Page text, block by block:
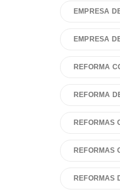
EMPRESA
EMPRESA
REFORMA
REFORMA
REFORMAS
REFORMAS
REFORMAS